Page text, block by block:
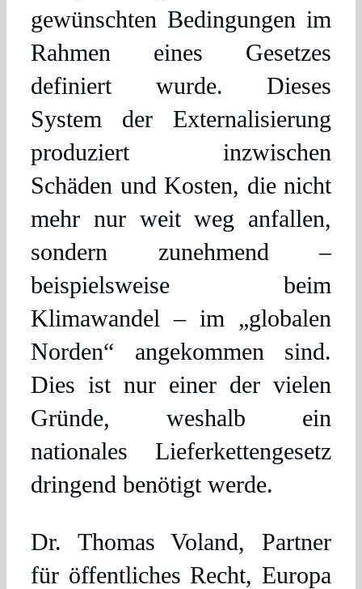
gewünschten Bedingungen im
Rahmen eines Gesetzes
definiert wurde. Dieses
System der Externalisierung
produziert inzwischen
Schäden und Kosten, die nicht
mehr nur weit weg anfallen,
sondern zunehmend –
beispielsweise beim
Klimawandel – im „globalen
Norden“ angekommen sind.
Dies ist nur einer der vielen
Gründe, weshalb ein
nationales Lieferkettengesetz
dringend benötigt werde.
Dr. Thomas Voland, Partner
für öffentliches Recht, Europa